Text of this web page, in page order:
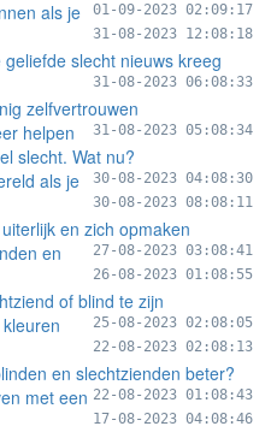
01-09-2023 02:09:17
als je
31-08-2023 12:08:18
slecht nieuws kreeg
31-08-2023 06:08:33
zelfvertrouwen
31-08-2023 05:08:34
helpen
slecht. Wat nu?
30-08-2023 04:08:30
als je
30-08-2023 08:08:11
en zich opmaken
27-08-2023 03:08:41
en
26-08-2023 01:08:55
of blind te zijn
25-08-2023 02:08:05
22-08-2023 02:08:13
en slechtzienden beter?
22-08-2023 01:08:43
met een
17-08-2023 04:08:46